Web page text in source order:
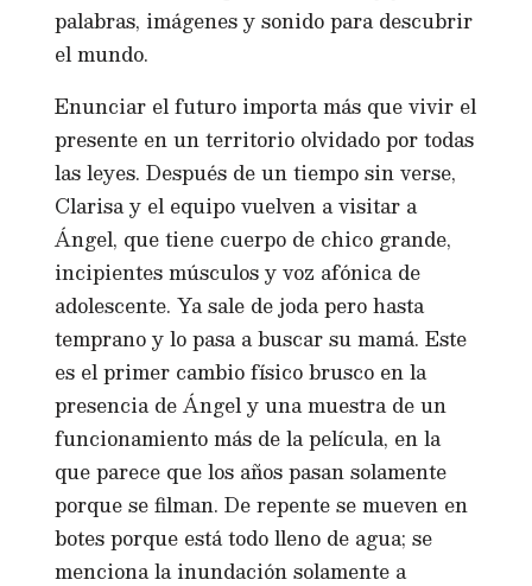
palabras, imágenes y sonido para descubrir
el mundo.
Enunciar el futuro importa más que vivir el
presente en un territorio olvidado por todas
las leyes. Después de un tiempo sin verse,
Clarisa y el equipo vuelven a visitar a
Ángel, que tiene cuerpo de chico grande,
incipientes músculos y voz afónica de
adolescente. Ya sale de joda pero hasta
temprano y lo pasa a buscar su mamá. Este
es el primer cambio físico brusco en la
presencia de Ángel y una muestra de un
funcionamiento más de la película, en la
que parece que los años pasan solamente
porque se filman. De repente se mueven en
botes porque está todo lleno de agua; se
menciona la inundación solamente a